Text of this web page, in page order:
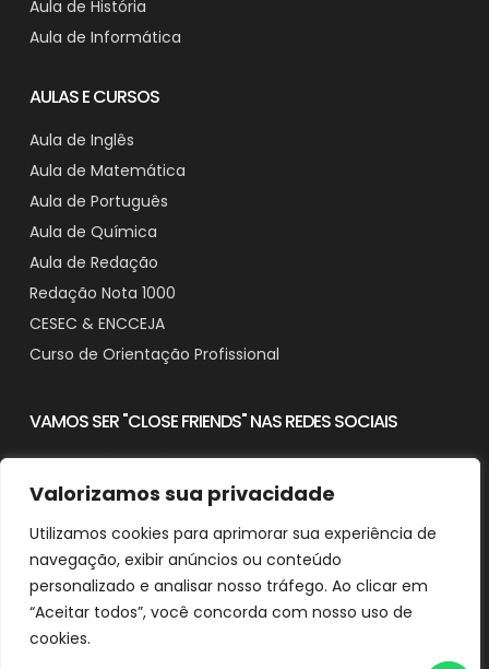
Valorizamos sua privacidade
Utilizamos cookies para aprimorar sua experiência de
navegação, exibir anúncios ou conteúdo
personalizado e analisar nosso tráfego. Ao clicar em
“Aceitar todos”, você concorda com nosso uso de
cookies.
Aula de História
Aula de Informática
AULAS E CURSOS
Aula de Inglês
Aula de Matemática
Aula de Português
Aula de Química
Aula de Redação
Redação Nota 1000
CESEC & ENCCEJA
Curso de Orientação Profissional
VAMOS SER "CLOSE FRIENDS" NAS REDES SOCIAIS
Contato
Downloads
© 2025 Aprender em Casa - CNPJ: 29.482.518/0001-90